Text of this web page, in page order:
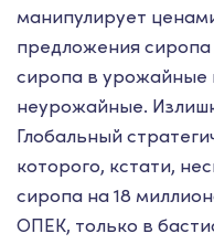
манипулирует
предложения
сиропа в урожайные
неурожайные.
Глобальный
которого, кстати,
сиропа на 18
ОПЕК, только в